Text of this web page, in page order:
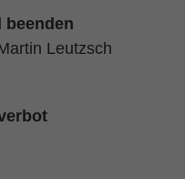
beenden
Leutzsch